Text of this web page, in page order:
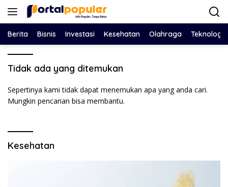
Langsung
Berita Bisnis Investasi Kesehatan Olahraga Teknologi
Tidak ada yang ditemukan
Sepertinya kami tidak dapat menemukan apa yang anda cari.
Mungkin pencarian bisa membantu.
Kesehatan